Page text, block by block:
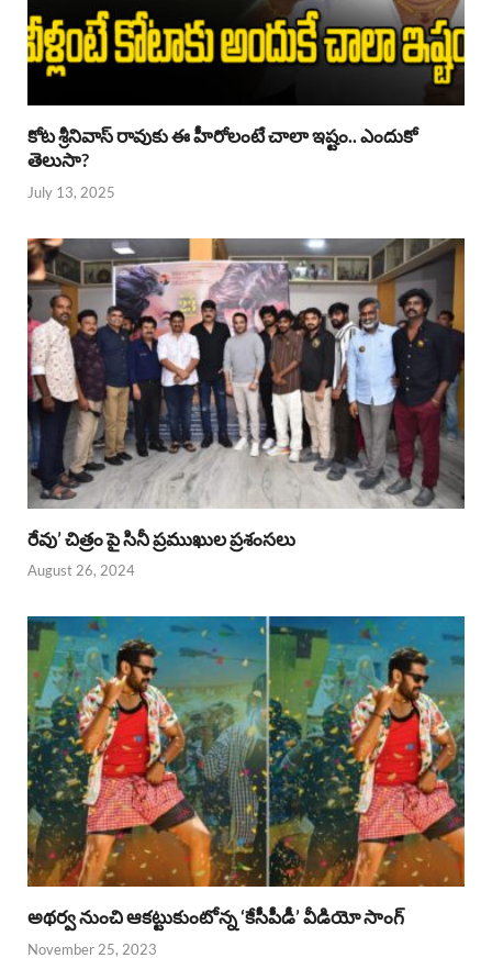
కోట శ్రీనివాస్ రావుకు ఈ హీరోలంటే చాలా ఇష్టం.. ఎందుకో
తెలుసా?
July 13, 2025
రేవు’ చిత్రం పై సినీ ప్రముఖుల ప్రశంసలు
August 26, 2024
అథర్వ నుంచి ఆకట్టుకుంటోన్న ‘కేసీపీడీ’ వీడియో సాంగ్
November 25, 2023